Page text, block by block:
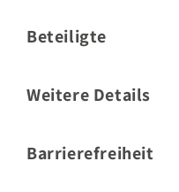
Beteiligte
Weitere Details
Barrierefreiheit